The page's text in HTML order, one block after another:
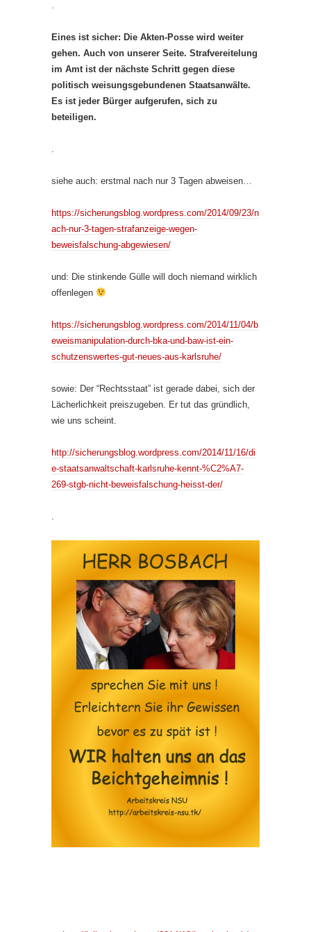
Eines ist sicher: Die Akten-Posse wird weiter
gehen. Auch von unserer Seite. Strafvereitelung
im Amt ist der nächste Schritt gegen diese
politisch weisungsgebundenen Staatsanwälte.
Es ist jeder Bürger aufgerufen, sich zu
beteiligen.
siehe auch: erstmal nach nur 3 Tagen abweisen…
https://sicherungsblog.wordpress.com/2014/09/23/n
ach-nur-3-tagen-strafanzeige-wegen-
beweisfalschung-abgewiesen/
und: Die stinkende Gülle will doch niemand wirklich
offenlegen
https://sicherungsblog.wordpress.com/2014/11/04/b
eweismanipulation-durch-bka-und-baw-ist-ein-
schutzenswertes-gut-neues-aus-karlsruhe/
sowie: Der “Rechtsstaat” ist gerade dabei, sich der
Lächerlichkeit preiszugeben. Er tut das gründlich,
wie uns scheint.
http://sicherungsblog.wordpress.com/2014/11/16/di
e-staatsanwaltschaft-karlsruhe-kennt-%C2%A7-
269-stgb-nicht-beweisfalschung-heisst-der/